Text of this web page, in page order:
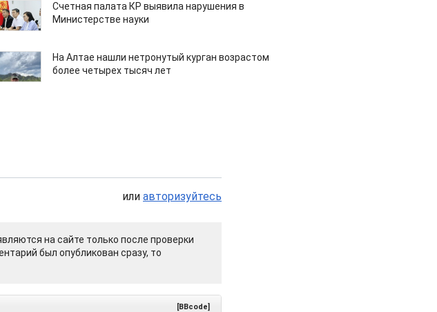
Счетная палата КР выявила нарушения в
Министерстве науки
На Алтае нашли нетронутый курган возрастом
более четырех тысяч лет
или авторизуйтесь
на сайте только после проверки
был опубликован сразу, то
[BBcode]